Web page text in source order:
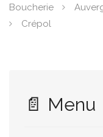
Boucherie
Crépol
📄 Menu